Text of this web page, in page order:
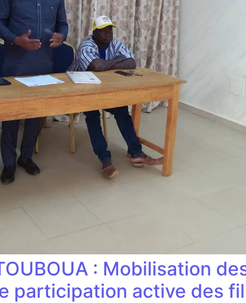
: Mobilisation
participation active des